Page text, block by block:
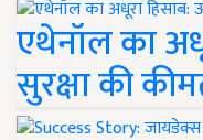
एथेनॉल का
सुरक्षा की